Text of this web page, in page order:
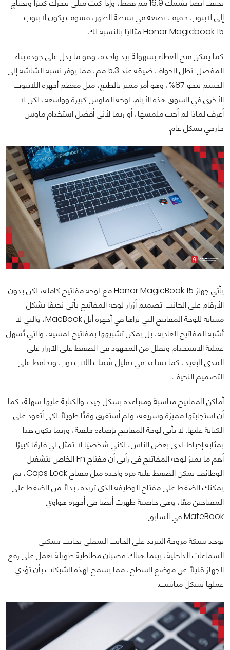
نحيف أيضًا بسُمك 16.9 مم فقط، وإذا كنت مثلي تتحرك كثيرًا وتحتاج
إلى لابتوب خفيف تضعه في شنطة الظهر، فسوف يكون لابتوب
Honor Magicbook 15 مثاليًا بالنسبة لك.
كما يمكن فتح الغطاء بسهولة بيد واحدة، وهو ما يدل على جودة بناء
المفصل. تظل الحواف ضيقة عند 5.3 مم، مما يوفر نسبة الشاشة إلى
الجسم بنحو 87%، وهو أمر مميز بالطبع، مثل معظم أجهزة اللابتوب
الأخرى في السوق هذه الأيام. لوحة الماوس كبيرة وواسعة، لكن لا
أعرف لماذا لم أحب ملمسها، أو ربما لأني أفضل استخدام ماوس
خارجي بشكل عام.
يأتي جهاز Honor MagicBook 15 مع لوحة مفاتيح كاملة، لكن بدون
الأرقام على الجانب. تصميم أزرار لوحة المفاتيح يأتي نحيفًا بشكل
مشابه للوحة المفاتيح التي تراها في أجهزة أبل MacBook، والتي لا
تُشبه المفاتيح العادية، بل يمكن تشبيهها بمفاتيح لمسية، والتي تُسهل
عملية الاستخدام وتقلل من المجهود في الضغط على الأزرار على
المدى البعيد، كما تساعد في تقليل سُمك اللاب توب وتحافظ على
التصميم النحيف.
أماكن المفاتيح مناسبة ومتباعدة بشكل جيد، والكتابة عليها سهلة، كما
أن استجابتها مميزة وسريعة، ولم أستغرق وقتًا طويلًا لكي أتعود على
الكتابة عليها. لا تأتي لوحة المفاتيح بإضاءة خلفية، وربما يكون هذا
بمثابة إحباط لدى بعض الناس، لكني شخصيًا لا تمثل لي فارقًا كبيرًا.
أهم ما يميز لوحة المفاتيح في رأيي أن مفتاح Fn الخاص بتشغيل
الوظائف يمكن الضغط عليه مرة واحدة مثل مفتاح Caps Lock، ثم
يمكنك الضغط على مفتاح الوظيفة الذي تريده، بدلًا من الضغط على
المفتاحين معًا، وهي خاصية ظهرت أيضًا في أجهزة هواوي
MateBook في السابق.
توجد شبكة مروحة التبريد على الجانب السفلي بجانب شبكتي
السماعات الداخلية، بينما هناك قضبان مطاطية طويلة تعمل على رفع
الجهاز قليلًا عن موضع السطح، مما يسمح لهذه الشبكات بأن تؤدي
عملها بشكل مناسب.